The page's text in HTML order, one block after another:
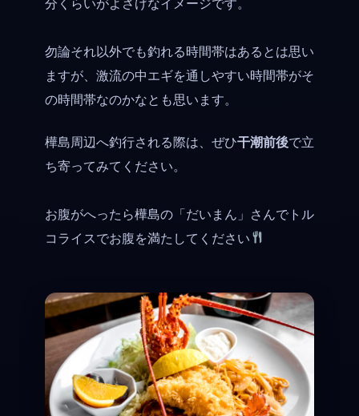
分くらいがよさげなイメージです。
勿論それ以外でも釣れる時間帯はあるとは思い
ますが、激流の中エギを通しやすい時間帯がそ
の時間帯なのかなとも思います。
樺島周辺へ釣行される際は、ぜひ干潮前後で立
ち寄ってみてください。
お腹がへったら樺島の「だいまん」さんでトル
コライスでお腹を満たしてください